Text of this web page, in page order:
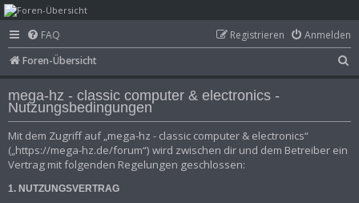
mega-hz - classic
computer &
electronics
FAQ Anmelden
Registrieren
Foren-Übersicht
u
h
mega-hz - classic computer & electronics -
Nutzungsbedingungen
Mit dem Zugriff auf „mega-hz - classic computer & electronics“
(„https://mega-hz.de/forum“) wird zwischen dir und dem Betreiber ein
Vertrag mit folgenden Regelungen geschlossen:
1. NUTZUNGSVERTRAG